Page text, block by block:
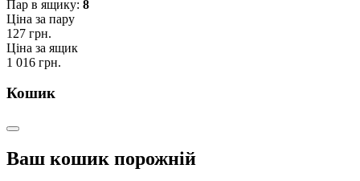
Пар в ящику: 8
Ціна за пару
127 грн.
Ціна за ящик
1 016 грн.
Кошик
Ваш кошик порожній